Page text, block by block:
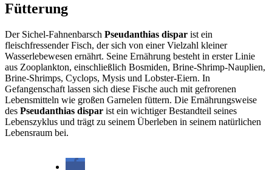
Fütterung
Der Sichel-Fahnenbarsch Pseudanthias dispar ist ein
fleischfressender Fisch, der sich von einer Vielzahl kleiner
Wasserlebewesen ernährt. Seine Ernährung besteht in erster Linie
aus Zooplankton, einschließlich Bosmiden, Brine-Shrimp-Nauplien,
Brine-Shrimps, Cyclops, Mysis und Lobster-Eiern. In
Gefangenschaft lassen sich diese Fische auch mit gefrorenen
Lebensmitteln wie großen Garnelen füttern. Die Ernährungsweise
des Pseudanthias dispar ist ein wichtiger Bestandteil seines
Lebenszyklus und trägt zu seinem Überleben in seinem natürlichen
Lebensraum bei.